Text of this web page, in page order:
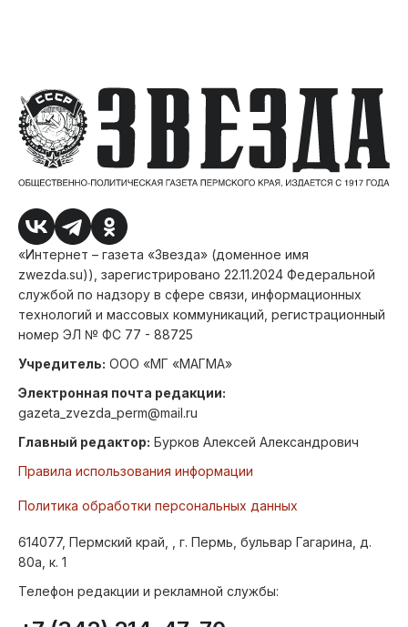
«Интернет – газета «Звезда» (доменное имя
zwezda.su)), зарегистрировано 22.11.2024 Федеральной
службой по надзору в сфере связи, информационных
технологий и массовых коммуникаций, регистрационный
номер ЭЛ № ФС 77 - 88725
Учредитель: ООО «МГ «МАГМА»
Электронная почта редакции:
gazeta_zvezda_perm@mail.ru
Главный редактор: Бурков Алексей Александрович
Правила использования информации
Политика обработки персональных данных
614077, Пермский край, , г. Пермь, бульвар Гагарина, д.
80а, к. 1
Телефон редакции и рекламной службы: